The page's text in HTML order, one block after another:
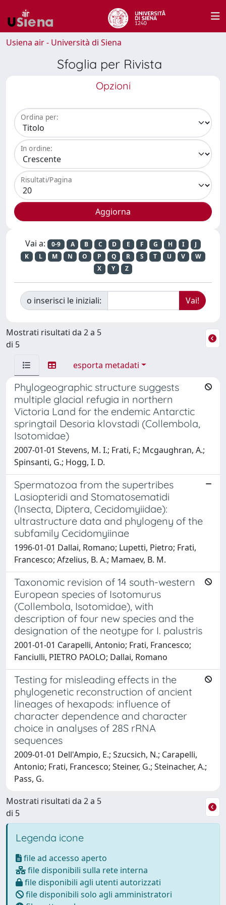
Usiena air - Università di Siena
Sfoglia per Rivista
Opzioni
Ordina per:
In ordine:
Risultati/Pagina
Vai a: 0-9 A B C D E F G H I
J
K
L M N O P Q R S T U V
W
X
Y Z
o inserisci le iniziali:
Mostrati risultati da 2 a 5
di 5
esporta metadati
Phylogeographic structure suggests
multiple glacial refugia in northern
Victoria Land for the endemic Antarctic
springtail Desoria klovstadi (Collembola,
Isotomidae)
2007-01-01 Stevens, M. I.; Frati, F.; Mcgaughran, A.;
Spinsanti, G.; Hogg, I. D.
Spermatozoa from the supertribes
Lasiopteridi and Stomatosematidi
(Insecta, Diptera, Cecidomyiidae):
ultrastructure data and phylogeny of the
subfamily Cecidomyiinae
1996-01-01 Dallai, Romano; Lupetti, Pietro; Frati,
Francesco; Afzelius, B. A.; Mamaev, B. M.
Taxonomic revision of 14 south-western
European species of Isotomurus
(Collembola, Isotomidae), with
description of four new species and the
designation of the neotype for I. palustris
2001-01-01 Carapelli, Antonio; Frati, Francesco;
Fanciulli, PIETRO PAOLO; Dallai, Romano
Testing for misleading effects in the
phylogenetic reconstruction of ancient
lineages of hexapods: influence of
character dependence and character
choice in analyses of 28S rRNA
sequences
2009-01-01 Dell'Ampio, E.; Szucsich, N.; Carapelli,
Antonio; Frati, Francesco; Steiner, G.; Steinacher, A.;
Pass, G.
Mostrati risultati da 2 a 5
di 5
Legenda icone
file ad accesso aperto
file disponibili sulla rete interna
file disponibili agli utenti autorizzati
file disponibili solo agli amministratori